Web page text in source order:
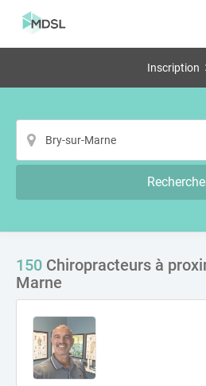
Inscription
150 Chiropracteurs à
Marne